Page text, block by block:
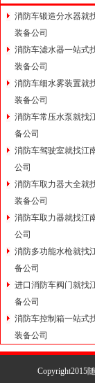
消防车锻造分水器就
装备公司
消防车滤水器一站式
装备公司
消防车细水雾装置就
装备公司
消防车常压水泵就找
备公司
消防车驾驶室就找江
公司
消防车取力器大全就
装备公司
消防车取力器就找江
公司
消防多功能水枪就找
备公司
进口消防车阀门就找
备公司
消防车控制箱一站式
装备公司
Copyright2015